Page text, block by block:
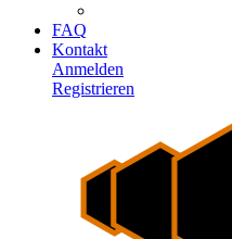
FAQ
Kontakt
Anmelden
Registrieren